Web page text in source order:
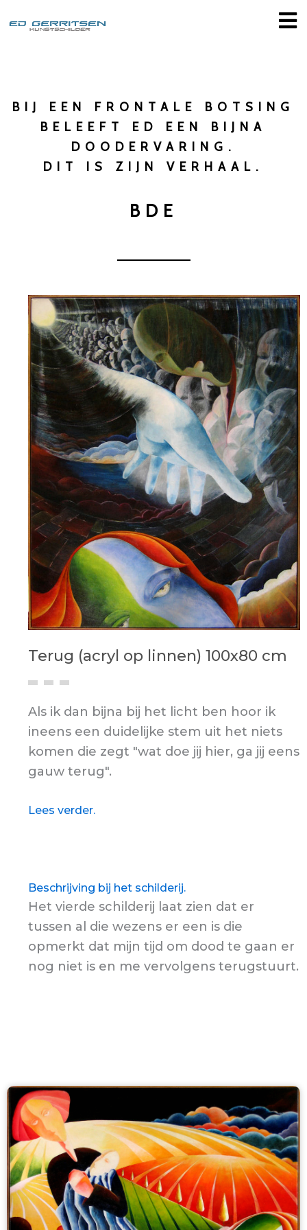
BIJ EEN FRONTALE BOTSING
BELEEFT ED EEN BIJNA
DOODERVARING.
DIT IS ZIJN VERHAAL.
BDE
Terug (acryl op linnen) 100x80 cm
Als ik dan bijna bij het licht ben hoor ik
ineens een duidelijke stem uit het niets
komen die zegt "wat doe jij hier, ga jij eens
gauw terug".
Lees verder.
Beschrijving bij het schilderij.
Het vierde schilderij laat zien dat er
tussen al die wezens er een is die
opmerkt dat mijn tijd om dood te gaan er
nog niet is en me vervolgens terugstuurt.